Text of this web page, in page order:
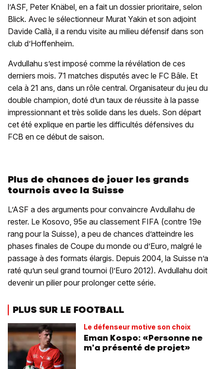
l’ASF, Peter Knäbel, en a fait un dossier prioritaire, selon
Blick. Avec le sélectionneur Murat Yakin et son adjoint
Davide Callà, il a rendu visite au milieu défensif dans son
club d’Hoffenheim.
Avdullahu s’est imposé comme la révélation de ces
derniers mois. 71 matches disputés avec le FC Bâle. Et
cela à 21 ans, dans un rôle central. Organisateur du jeu du
double champion, doté d’un taux de réussite à la passe
impressionnant et très solide dans les duels. Son départ
cet été explique en partie les difficultés défensives du
FCB en ce début de saison.
Plus de chances de jouer les grands
tournois avec la Suisse
L’ASF a des arguments pour convaincre Avdullahu de
rester. Le Kosovo, 95e au classement FIFA (contre 19e
rang pour la Suisse), a peu de chances d’atteindre les
phases finales de Coupe du monde ou d’Euro, malgré le
passage à des formats élargis. Depuis 2004, la Suisse n’a
raté qu’un seul grand tournoi (l’Euro 2012). Avdullahu doit
devenir un pilier pour prolonger cette série.
PLUS SUR LE FOOTBALL
Le défenseur motive son choix
Eman Kospo: «Personne ne
m'a présenté de projet»